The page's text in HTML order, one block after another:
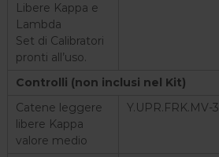
Libere Kappa e
Lambda
Set di Calibratori
pronti all’uso.
Controlli (non inclusi nel Kit)
Catene leggere
libere Kappa
valore medio
Y.UPR.FRK.MV-3